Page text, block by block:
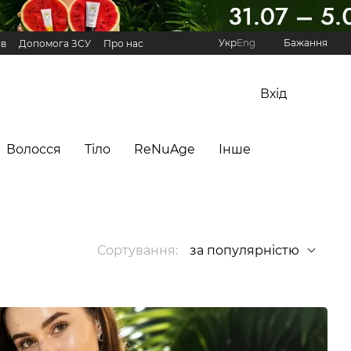
Допомога ЗСУ
Про нас
Реферальна програма Hillary
УкрEng Бажання
Вхід
Волосся Тіло ReNuAge Інше
Сортування: за популярністю